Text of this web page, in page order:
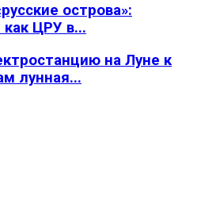
острова»:
ЦРУ в...
на Луне к
лунная...